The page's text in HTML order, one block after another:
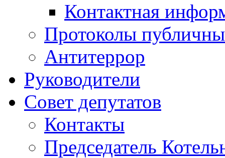
Контактная
Протоколы
Антитеррор
Руководители
Совет депутатов
Контакты
Председатель